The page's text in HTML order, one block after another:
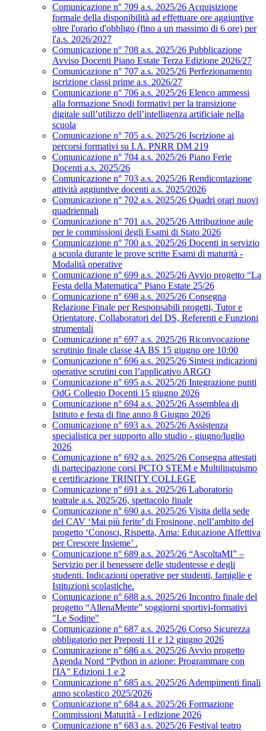
Comunicazione n° 709 a.s. 2025/26 Acquisizione
formale della disponibilità ad effettuare ore aggiuntive
oltre l'orario d'obbligo (fino a un massimo di 6 ore) per
l'a.s. 2026/2027
Comunicazione n° 708 a.s. 2025/26 Pubblicazione
Avviso Docenti Piano Estate Terza Edizione 2026/27
Comunicazione n° 707 a.s. 2025/26 Perfezionamento
iscrizione classi prime a.s. 2026/27
Comunicazione n° 706 a.s. 2025/26 Elenco ammessi
alla formazione Snodi formativi per la transizione
digitale sull’utilizzo dell’intelligenza artificiale nella
scuola
Comunicazione n° 705 a.s. 2025/26 Iscrizione ai
percorsi formativi su I.A. PNRR DM 219
Comunicazione n° 704 a.s. 2025/26 Piano Ferie
Docenti a.s. 2025/26
Comunicazione n° 703 a.s. 2025/26 Rendicontazione
attività aggiuntive docenti a.s. 2025/2026
Comunicazione n° 702 a.s. 2025/26 Quadri orari nuovi
quadriennali
Comunicazione n° 701 a.s. 2025/26 Attribuzione aule
per le commissioni degli Esami di Stato 2026
Comunicazione n° 700 a.s. 2025/26 Docenti in servizio
a scuola durante le prove scritte Esami di maturità -
Modalità operative
Comunicazione n° 699 a.s. 2025/26 Avvio progetto “La
Festa della Matematica” Piano Estate 25/26
Comunicazione n° 698 a.s. 2025/26 Consegna
Relazione Finale per Responsabili progetti, Tutor e
Orientatore, Collaboratori del DS, Referenti e Funzioni
strumentali
Comunicazione n° 697 a.s. 2025/26 Riconvocazione
scrutinio finale classe 4A BS 15 giugno ore 10:00
Comunicazione n° 696 a.s. 2025/26 Sintesi indicazioni
operative scrutini con l’applicativo ARGO
Comunicazione n° 695 a.s. 2025/26 Integrazione punti
OdG Collegio Docenti 15 giugno 2026
Comunicazione n° 694 a.s. 2025/26 Assemblea di
Istituto e festa di fine anno 8 Giugno 2026
Comunicazione n° 693 a.s. 2025/26 Assistenza
specialistica per supporto allo studio - giugno/luglio
2026
Comunicazione n° 692 a.s. 2025/26 Consegna attestati
di partecipazione corsi PCTO STEM e Multilinguismo
e certificazione TRINITY COLLEGE
Comunicazione n° 691 a.s. 2025/26 Laboratorio
teatrale a.s. 2025/26, spettacolo finale
Comunicazione n° 690 a.s. 2025/26 Visita della sede
del CAV ‘Mai più ferite’ di Frosinone, nell’ambito del
progetto ‘Conosci, Rispetta, Ama: Educazione Affettiva
per Crescere Insieme’ .
Comunicazione n° 689 a.s. 2025/26 “AscoltaMI” –
Servizio per il benessere delle studentesse e degli
studenti. Indicazioni operative per studenti, famiglie e
Istituzioni scolastiche.
Comunicazione n° 688 a.s. 2025/26 Incontro finale del
progetto “AllenaMente” soggiorni sportivi‑formativi
"Le Sodine"
Comunicazione n° 687 a.s. 2025/26 Corso Sicurezza
obbligatorio per Preposti 11 e 12 giugno 2026
Comunicazione n° 686 a.s. 2025/26 Avvio progetto
Agenda Nord “Python in azione: Programmare con
l'IA” Edizioni 1 e 2
Comunicazione n° 685 a.s. 2025/26 Adempimenti finali
anno scolastico 2025/2026
Comunicazione n° 684 a.s. 2025/26 Formazione
Commissioni Maturità - I edizione 2026
Comunicazione n° 683 a.s. 2025/26 Festival teatro